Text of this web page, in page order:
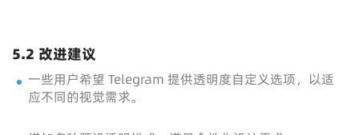
5.2 改进建议
一些用户希望 Telegram 提供透明度自定义选项，以适
应不同的视觉需求。